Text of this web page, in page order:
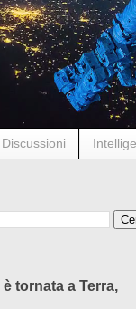
Discussioni
tornata a Terra,